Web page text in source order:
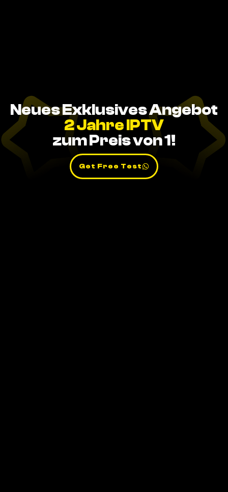
Neues Exklusives Angebot
2 Jahre IPTV
zum Preis von 1!
Get Free Test